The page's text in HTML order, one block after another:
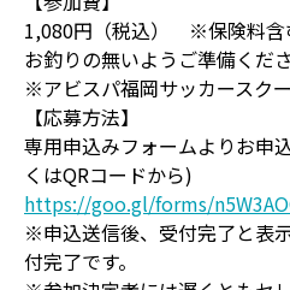
1,080円（税込） ※保険料含
お釣りの無いようご準備くだ
※アビスパ福岡サッカースク
【応募方法】
専用申込みフォームよりお申
くはQRコードから)
https://goo.gl/forms/
※申込送信後、受付完了と表
付完了です。